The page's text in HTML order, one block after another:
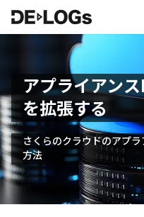
アプライアン
を拡張する
さくらのクラウドのアプ
方法